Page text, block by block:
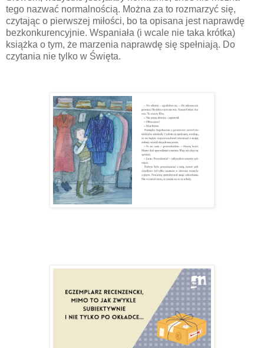
tego nazwać normalnością. Można za to rozmarzyć się,
czytając o pierwszej miłości, bo ta opisana jest naprawdę
bezkonkurencyjnie. Wspaniała (i wcale nie taka krótka)
książka o tym, że marzenia naprawdę się spełniają. Do
czytania nie tylko w Święta.